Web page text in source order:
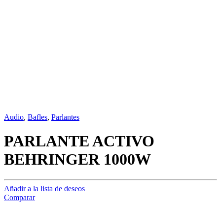
Audio, Bafles, Parlantes
PARLANTE ACTIVO
BEHRINGER 1000W
Añadir a la lista de deseos
Comparar